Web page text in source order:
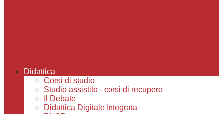
Didattica
Corsi di studio
Studio assistito - corsi di recupero
Il Debate
Didattica Digitale Integrata